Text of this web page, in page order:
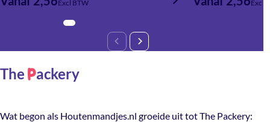
Excl BTW Excl
The Packery
Wat begon als Houtenmandjes.nl groeide uit tot The Packery: